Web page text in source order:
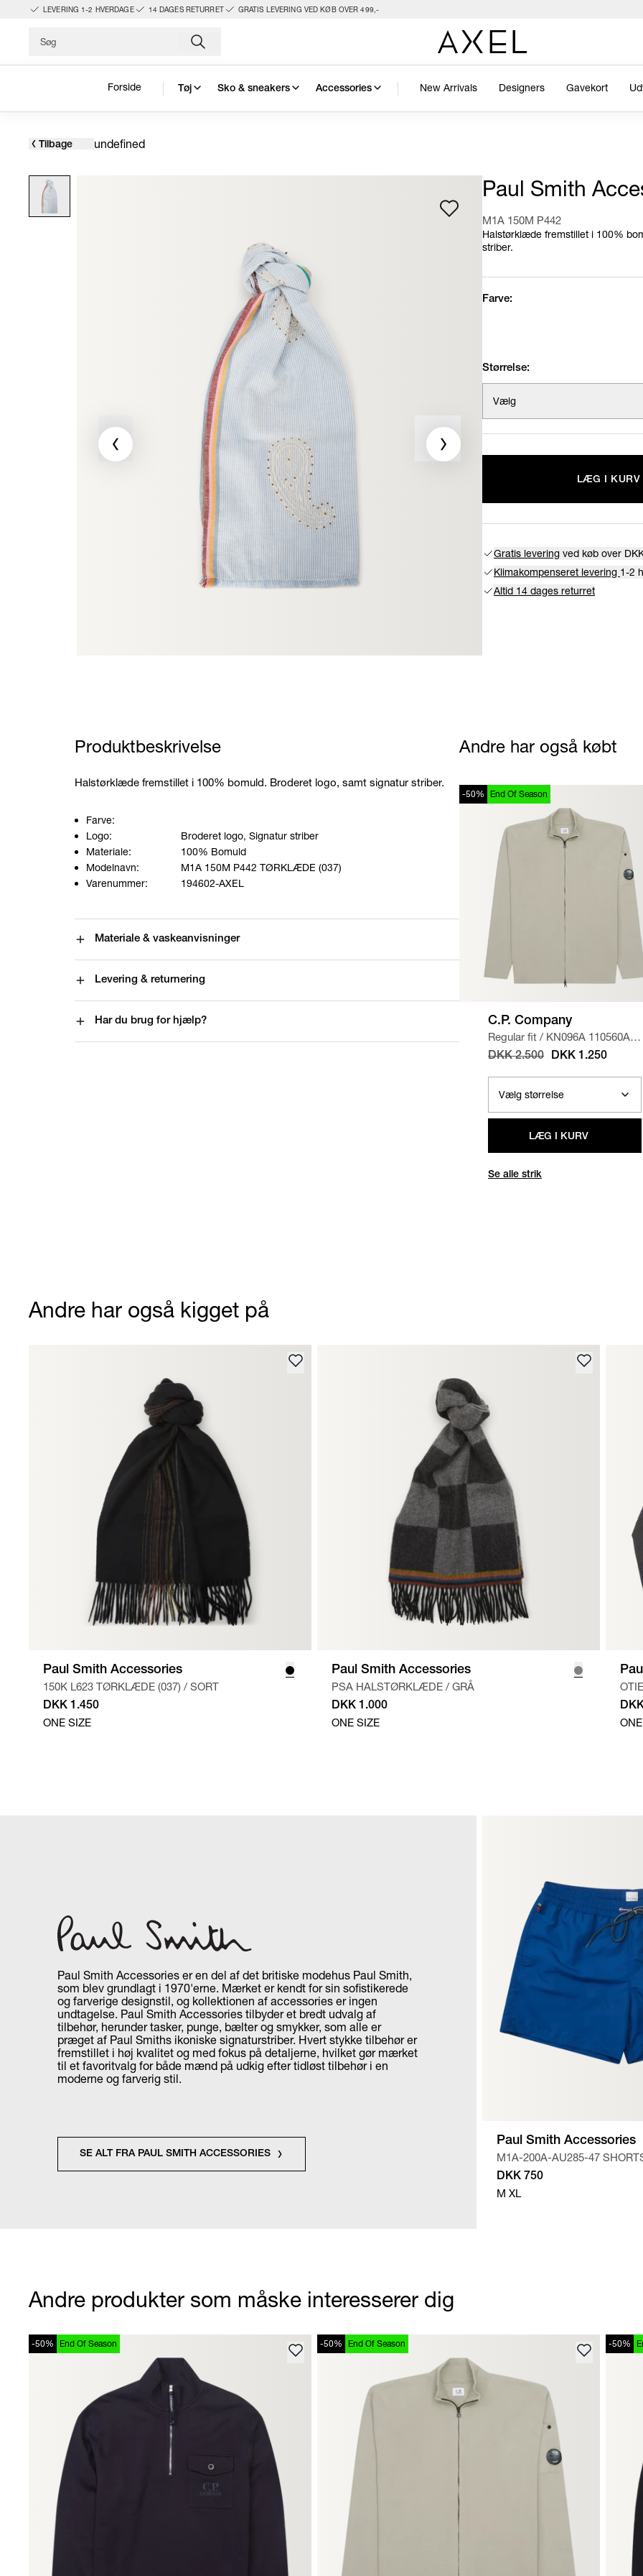
LEVERING 1-2 HVERDAGE 14 DAGES RETURRET GRATIS LEVERING VED KØB OVER 499,-
Forside Tøj Sko & sneakers Accessories New Arrivals Designers Gavekort
Tilbage undefined
Paul Smith
M1A 150M P442
Halstørklæde fremstillet i 100%
striber.
Farve:
Størrelse:
Vælg
LÆG I KURV
Gratis levering ved køb over
Klimakompenseret levering 1-2
Altid 14 dages returret
Produktbeskrivelse
Halstørklæde fremstillet i 100% bomuld. Broderet logo, samt signatur striber.
Farve:
Logo:
Broderet logo, Signatur striber
Materiale:
100% Bomuld
Modelnavn:
M1A 150M P442 TØRKLÆDE (037)
Varenummer:
194602-AXEL
Materiale & vaskeanvisninger
Levering & returnering
Har du brug for hjælp?
Andre har også købt
-50% End Of Season
C.P. Company
Regular fit / KN096A 110560A
STRIK
SAND
DKK 2.500 DKK 1.250
LÆG I KURV
Se alle strik
Andre har også kigget på
Paul Smith Accessories
150K L623 TØRKLÆDE (037) / SORT
DKK 1.450
ONE SIZE
Paul Smith Accessories
PSA HALSTØRKLÆDE / GRÅ
DKK 1.000
ONE SIZE
Paul Smith Accessories er en del af det britiske modehus Paul Smith,
som blev grundlagt i 1970'erne. Mærket er kendt for sin sofistikerede
og farverige designstil, og kollektionen af accessories er ingen
undtagelse. Paul Smith Accessories tilbyder et bredt udvalg af
tilbehør, herunder tasker, punge, bælter og smykker, som alle er
præget af Paul Smiths ikoniske signaturstriber. Hvert stykke tilbehør er
fremstillet i høj kvalitet og med fokus på detaljerne, hvilket gør mærket
til et favoritvalg for både mænd på udkig efter tidløst tilbehør i en
moderne og farverig stil.
SE ALT FRA PAUL SMITH ACCESSORIES
Paul Smith Accessories
M1A-200A-AU285-47
DKK 750
M XL
Andre produkter som måske interesserer dig
-50% End Of Season -50% End Of Season -50%